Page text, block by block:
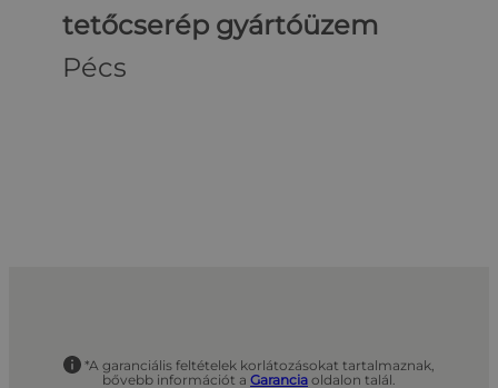
tetőcserép gyártóüzem
Pécs
*A garanciális feltételek korlátozásokat tartalmaznak,
bővebb információt a Garancia oldalon talál.